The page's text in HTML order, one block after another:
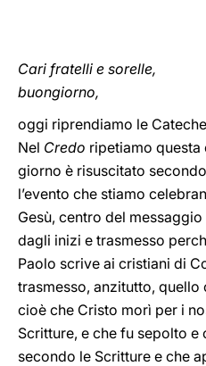
Cari fratelli e sorelle,
buongiorno,
oggi riprendiamo le
Nel Credo ripetiamo questa
giorno è risuscitato
l’evento che stiamo
Gesù, centro del
dagli inizi e trasmesso
Paolo scrive ai cristiani di
trasmesso, anzitutto, quello
cioè che Cristo morì per i
Scritture, e che fu sepolto
secondo le Scritture e che